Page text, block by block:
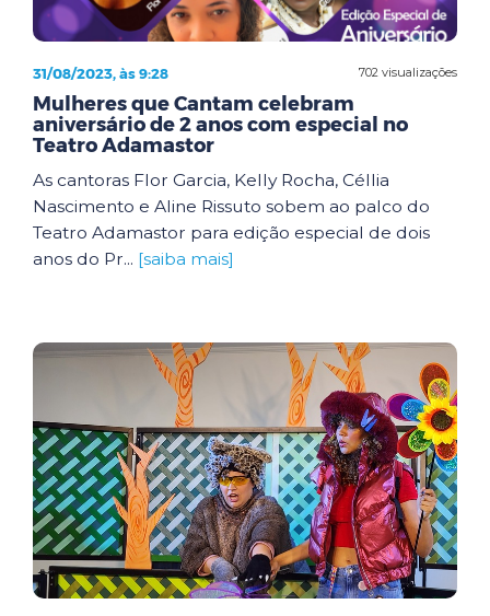
702 visualizações
31/08/2023, às 9:28
Mulheres que Cantam celebram
aniversário de 2 anos com especial no
Teatro Adamastor
As cantoras Flor Garcia, Kelly Rocha, Céllia
Nascimento e Aline Rissuto sobem ao palco do
Teatro Adamastor para edição especial de dois
anos do Pr... [saiba mais]